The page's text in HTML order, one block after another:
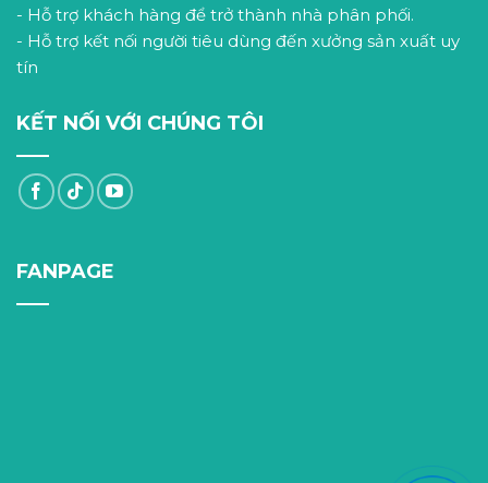
- Hỗ trợ khách hàng để trở thành nhà phân phối.
- Hỗ trợ kết nối người tiêu dùng đến xưởng sản xuất uy
tín
KẾT NỐI VỚI CHÚNG TÔI
FANPAGE